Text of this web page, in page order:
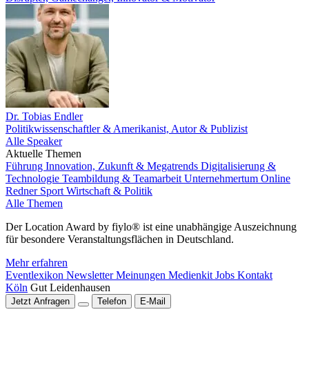
Dr. Tobias Endler
Politikwissenschaftler & Amerikanist, Autor & Publizist
Alle Speaker
Aktuelle Themen
Führung Innovation, Zukunft & Megatrends Digitalisierung &
Technologie Teambildung & Teamarbeit Unternehmertum Online
Redner Sport Wirtschaft & Politik
Alle Themen
Der Location Award by fiylo® ist eine unabhängige Auszeichnung
für besondere Veranstaltungsflächen in Deutschland.
Mehr erfahren
Eventlexikon NewsletterMeinungen Medienkit Jobs Kontakt
Köln Gut Leidenhausen
Jetzt Anfragen Telefon E-Mail